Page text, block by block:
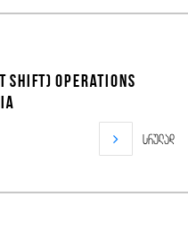
Shift) Operations
სრულად